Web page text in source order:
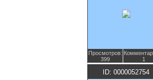
Просмотров:
399
1
ID: 0000052754